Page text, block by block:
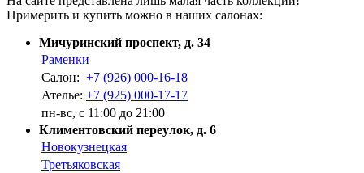
Примерить и купить можно в наших салонах:
Мичуринский проспект, д. 34
Раменки
Салон: +7 (926) 000-16-18
Ателье: +7 (925) 000-17-17
пн-вс, с 11:00 до 21:00
Климентовский переулок, д. 6
Новокузнецкая
Третьяковская